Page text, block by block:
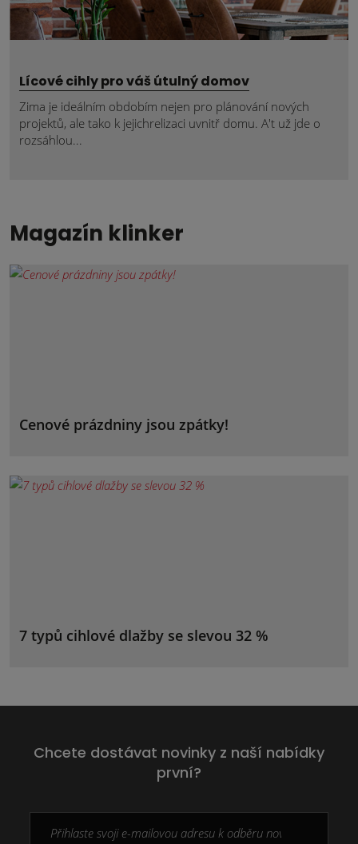
Lícové cihly pro váš útulný domov
Zima je ideálním obdobím nejen pro plánování nových
projektů, ale tako k jejichrelizaci uvnitř domu. A't už jde o
rozsáhlou...
Magazín klinker
Cenové prázdniny jsou zpátky!
7 typů cihlové dlažby se slevou 32 %
Chcete dostávat novinky z naší nabídky
první?